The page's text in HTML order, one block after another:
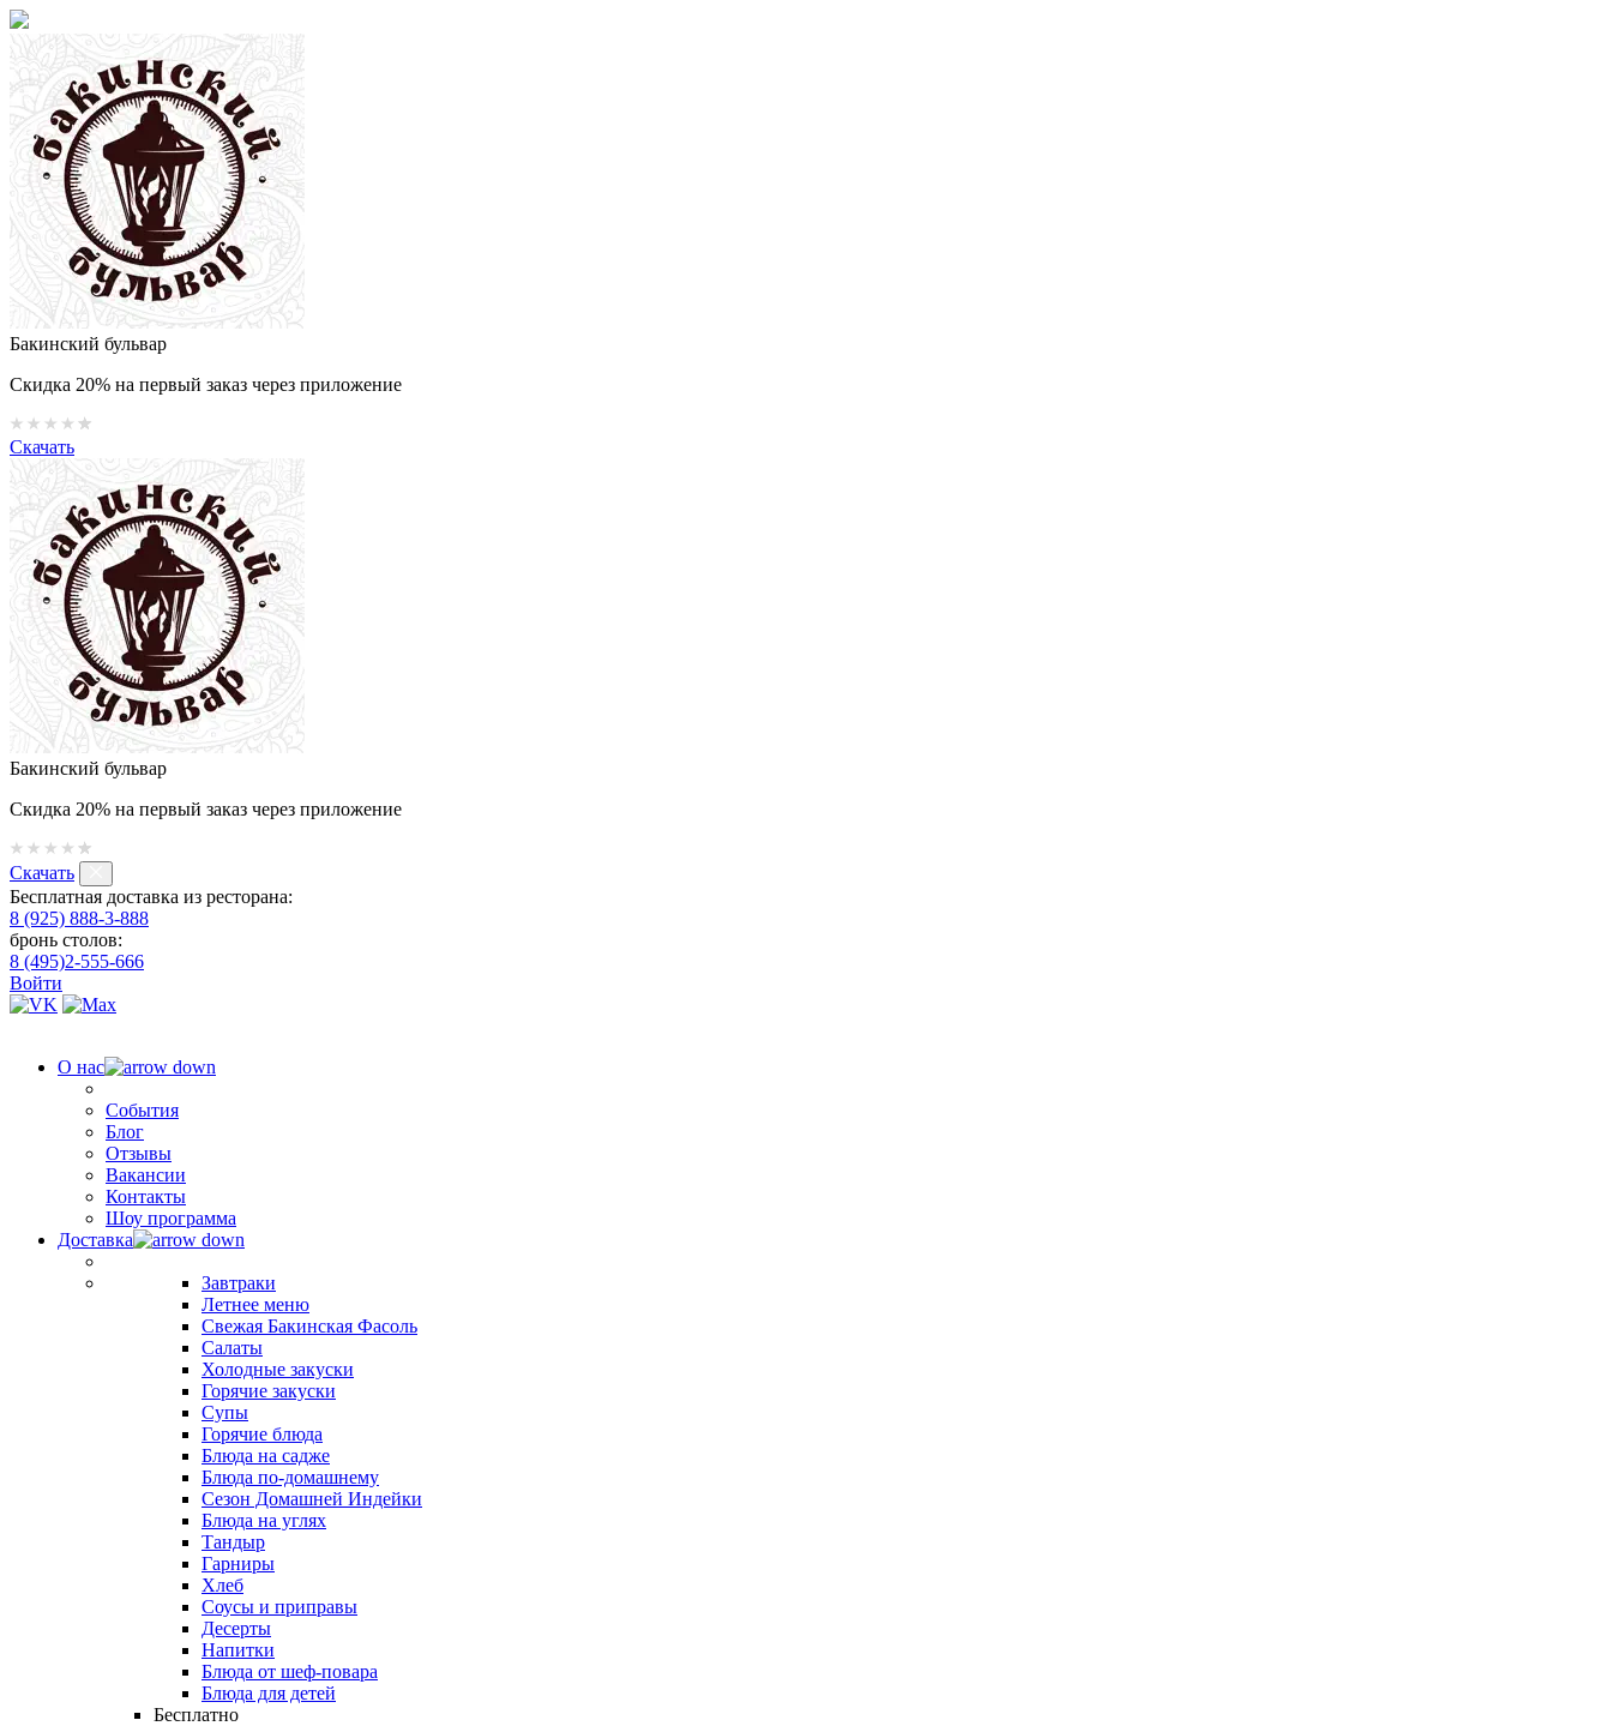
Бакинский бульвар
Скидка 20% на первый заказ через приложение
Скачать
Бакинский бульвар
Скидка 20% на первый заказ через приложение
Скачать
Бесплатная доставка из ресторана:
8 (925) 888-3-888
бронь столов:
8 (495)2-555-666
Войти
О нас
События
Блог
Отзывы
Вакансии
Контакты
Шоу программа
Доставка
Завтраки
Летнее меню
Свежая Бакинская Фасоль
Салаты
Холодные закуски
Горячие закуски
Супы
Горячие блюда
Блюда на садже
Блюда по-домашнему
Сезон Домашней Индейки
Блюда на углях
Тандыр
Гарниры
Хлеб
Соусы и приправы
Десерты
Напитки
Блюда от шеф-повара
Блюда для детей
Бесплатно